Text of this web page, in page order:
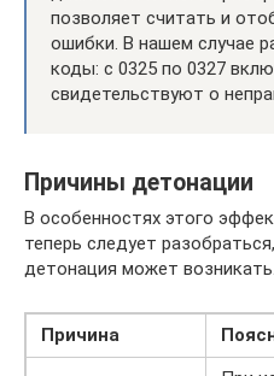
позволяет считать и
ошибки. В нашем случае
коды: с 0325 по 0327
свидетельствуют о
Причины детонации
В особенностях этого
теперь следует
детонация может возникать.
Причина